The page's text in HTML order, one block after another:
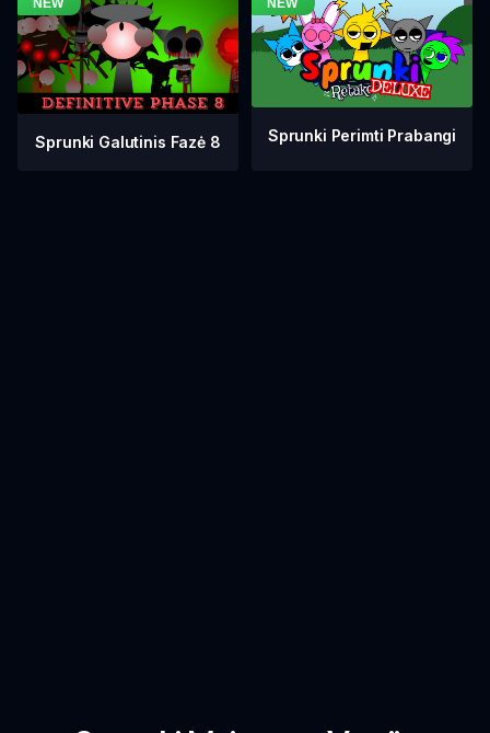
Sprunki Galutinis Fazė 8 Sprunki Perimti Prabangi